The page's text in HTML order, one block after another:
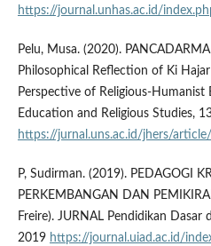
https://journal.unhas.ac.id/
Pelu, Musa. (2020).
Philosophical Reflection of Ki
Perspective of Religious-
Education and Religious Studies,
https://jurnal.uns.ac.id/jhers/
P, Sudirman. (2019). PEDAGOGI
PERKEMBANGAN DAN
Freire). JURNAL Pendidikan Dasar
2019 https://journal.uiad.ac.id/